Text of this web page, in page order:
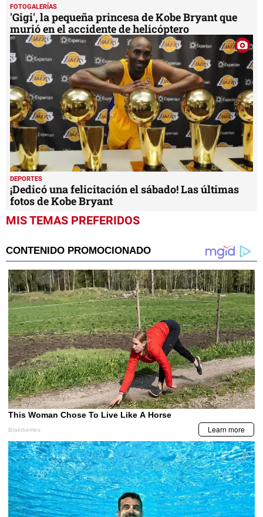
FOTOGALERÍAS
'Gigi', la pequeña princesa de Kobe Bryant que
murió en el accidente de helicóptero
DEPORTES
¡Dedicó una felicitación el sábado! Las últimas
fotos de Kobe Bryant
MIS TEMAS PREFERIDOS